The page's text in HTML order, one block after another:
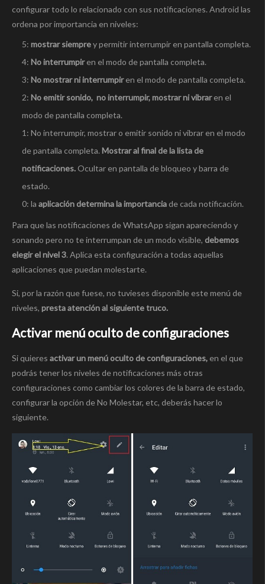
configurar todo lo relacionado con sus notificaciones. Android las
ordena por importancia en niveles:
5: mostrar siemprey permitir interrumpir en pantalla completa.
4: No interrumpiren el modo de pantalla completa.
3: No mostrar ni interrumpiren el modo de pantalla completa.
2: No emitir sonido, no interrumpir, mostrar ni vibraren el
modo de pantalla completa.
1: No interrumpir, mostrar o emitir sonido ni vibrar en el modo
de pantalla completa. Mostrar al final de la lista de
notificaciones.Ocultar en pantalla de bloqueo y barra de
estado.
0: la aplicación determina la importanciade cada notificación.
Para que las notificaciones de WhatsApp sigan apareciendo y
sonando pero no te interrumpan de un modo visible, debemos
elegir el nivel 3. Aplica esta configuración a todas aquellas
aplicaciones que puedan molestarte.
Si, por la razón que fuese, no tuvieses disponible este menú de
niveles, presta atención al siguiente truco.
Activar menú oculto de configuraciones
Si quieres activar un menú oculto de configuraciones,en el que
podrás tener los niveles de notificaciones más otras
configuraciones como cambiar los colores de la barra de estado,
configurar la opción de No Molestar, etc, deberás hacer lo
siguiente.